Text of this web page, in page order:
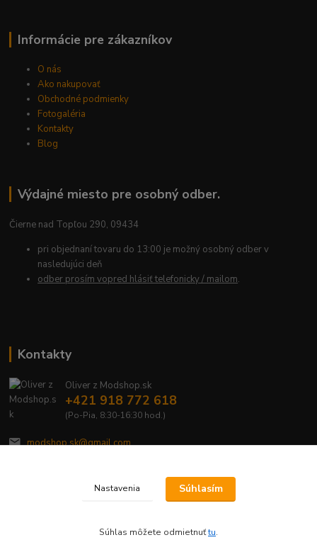
Informácie pre zákazníkov
O nás
Ako nakupovať
Obchodné podmienky
Fotogaléria
Kontakty
Blog
Výdajné miesto pre osobný odber.
Čierne nad Topľou 290, 09434
pri objednaní tovaru do 13:00 je možný osobný odber v
nasledujúci deň
odber prosím vopred hlásiť telefonicky / mailom.
Kontakty
Oliver z Modshop.sk
+421 918 772 618
(Po-Pia, 8:30-16:30 hod.)
modshop.sk@gmail.com
Nastavenia Súhlasím
Súhlas môžete odmietnuťtu.